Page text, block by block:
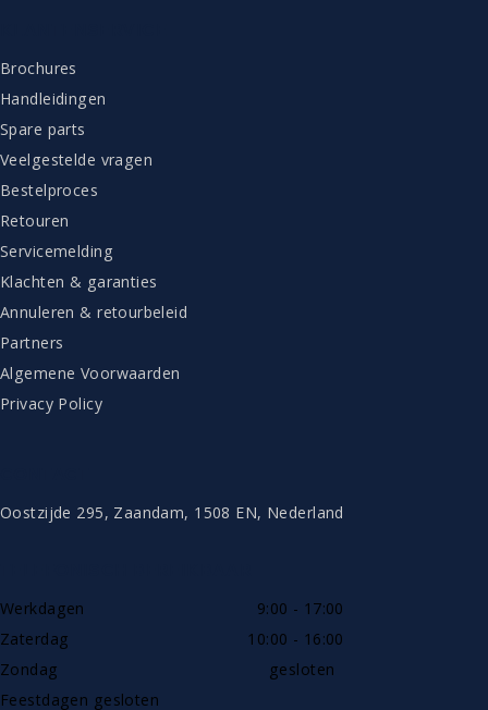
Brochures
Handleidingen
Spare parts
Veelgestelde vragen
Bestelproces
Retouren
Servicemelding
Klachten & garanties
Annuleren & retourbeleid
Partners
Algemene Voorwaarden
Privacy Policy
Oostzijde 295, Zaandam, 1508 EN, Nederland
Werkdagen
9:00 - 17:00
Zaterdag
10:00 - 16:00
Zondag
gesloten
Feestdagen gesloten